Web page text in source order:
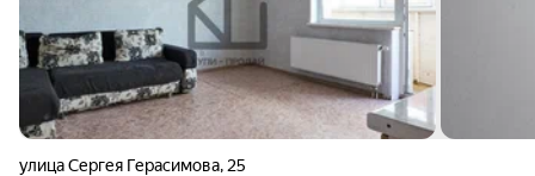
улица Сергея Герасимова, 25